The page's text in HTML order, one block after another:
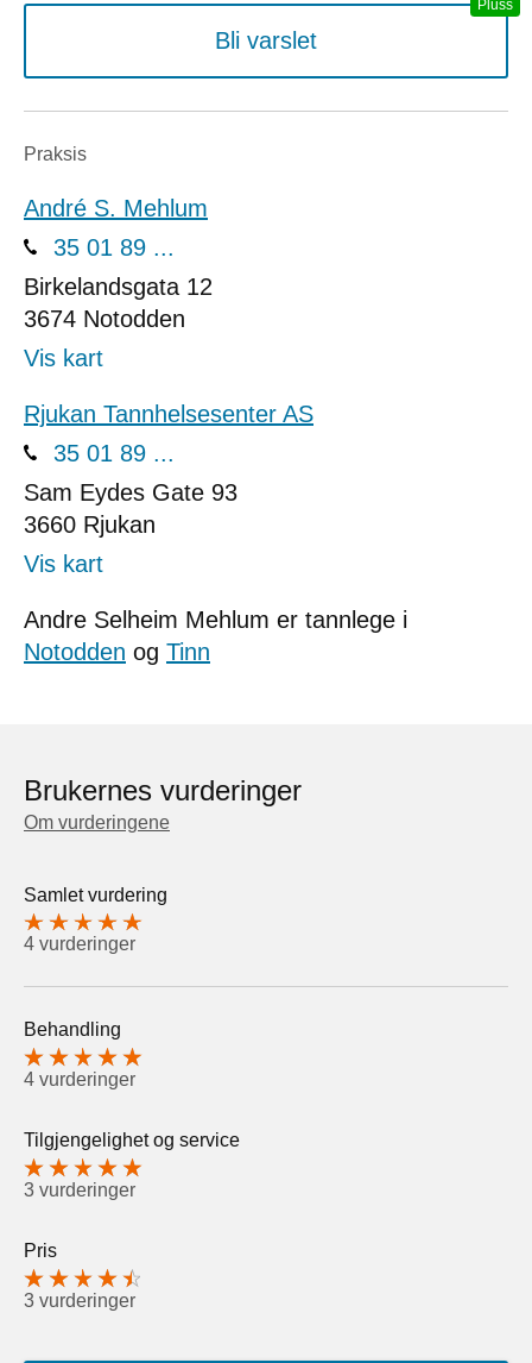
Bli varslet
Praksis
André S. Mehlum
35 01 89 ...
Birkelandsgata 12
3674 Notodden
Vis kart
Rjukan Tannhelsesenter AS
35 01 89 ...
Sam Eydes Gate 93
3660 Rjukan
Vis kart
Andre Selheim Mehlum er tannlege i
Notodden og Tinn
Brukernes vurderinger
Om vurderingene
Samlet vurdering
4 vurderinger
Behandling
4 vurderinger
Tilgjengelighet og service
3 vurderinger
Pris
3 vurderinger